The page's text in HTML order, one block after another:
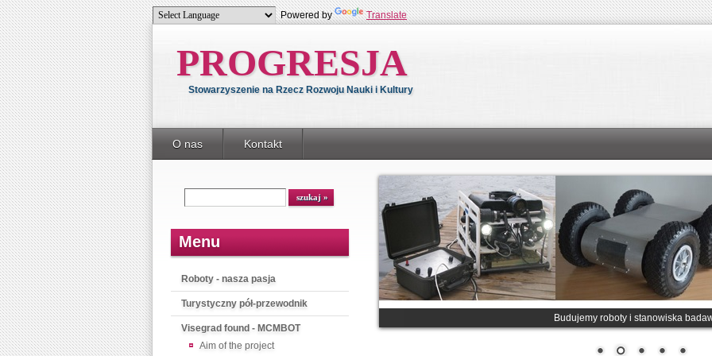
Powered by Translate
PROGRESJA
Stowarzyszenie na Rzecz Rozwoju Nauki i Kultury
O nas Kontakt
Menu
Roboty - nasza pasja
Turystyczny pół-przewodnik
Visegrad found - MCMBOT
Aim of the project
Budujemy roboty i stanowiska